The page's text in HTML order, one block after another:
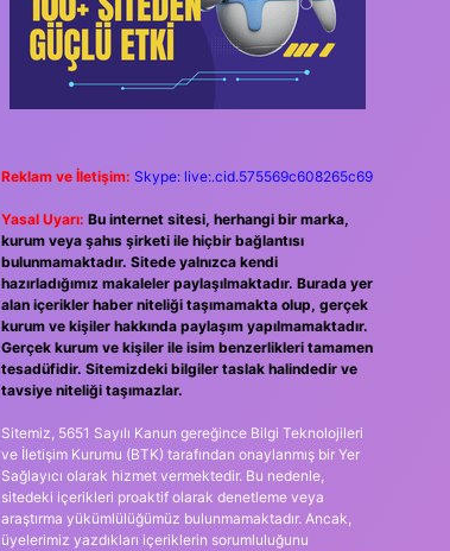
Reklam ve İletişim: Skype: live:.cid.575569c608265c69
Yasal Uyarı: Bu internet sitesi, herhangi bir marka,
kurum veya şahıs şirketi ile hiçbir bağlantısı
bulunmamaktadır. Sitede yalnızca kendi
hazırladığımız makaleler paylaşılmaktadır. Burada yer
alan içerikler haber niteliği taşımamakta olup, gerçek
kurum ve kişiler hakkında paylaşım yapılmamaktadır.
Gerçek kurum ve kişiler ile isim benzerlikleri tamamen
tesadüfidir. Sitemizdeki bilgiler taslak halindedir ve
tavsiye niteliği taşımazlar.
Sitemiz, 5651 Sayılı Kanun gereğince Bilgi Teknolojileri
ve İletişim Kurumu (BTK) tarafından onaylanmış bir Yer
Sağlayıcı olarak hizmet vermektedir. Bu nedenle,
sitedeki içerikleri proaktif olarak denetleme veya
araştırma yükümlülüğümüz bulunmamaktadır. Ancak,
üyelerimiz yazdıkları içeriklerin sorumluluğunu